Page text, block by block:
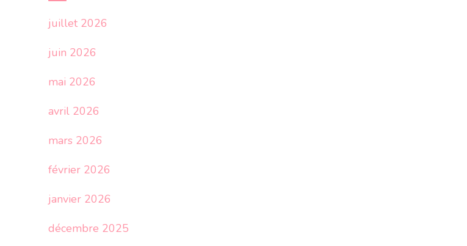
juillet 2026
juin 2026
mai 2026
avril 2026
mars 2026
février 2026
janvier 2026
décembre 2025